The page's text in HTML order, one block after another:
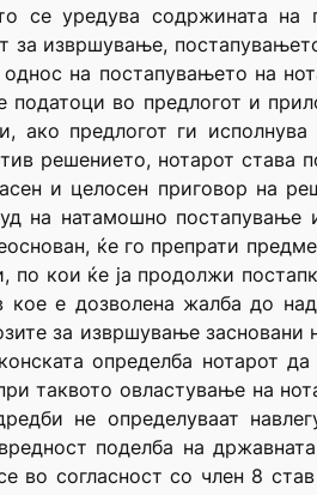
се уредува содржината
за извршување,
на постапувањето на
податоци во предлогот и
предлогот ги
решението, нотарот става
и целосен приговор на
на натамошно
ќе го препрати
по кои ќе ја продолжи
е дозволена жалба до
за извршување
определба нотарот
таквото овластување на
не определуваат
поделба на
во согласност со член 8